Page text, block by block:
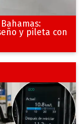
y pileta con